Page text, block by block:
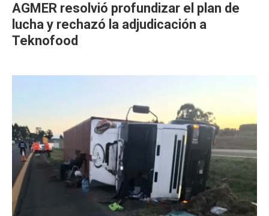
AGMER resolvió profundizar el plan de
lucha y rechazó la adjudicación a
Teknofood